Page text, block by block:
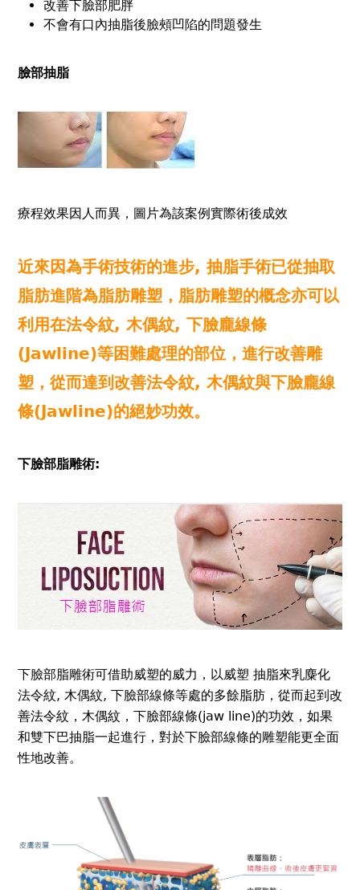
改善下臉部肥胖
不會有口內抽脂後臉頰凹陷的問題發生
臉部抽脂
療程效果因人而異，圖片為該案例實際術後成效
近來因為手術技術的進步, 抽脂手術已從抽取
脂肪進階為脂肪雕塑，脂肪雕塑的概念亦可以
利用在法令紋, 木偶紋, 下臉龐線條
(Jawline)等困難處理的部位，進行改善雕
塑，從而達到改善法令紋, 木偶紋與下臉龐線
條(Jawline)的絕妙功效。
下臉部脂雕術:
下臉部脂雕術可借助威塑的威力，以威塑 抽脂來乳麋化
法令紋, 木偶紋, 下臉部線條等處的多餘脂肪，從而起到改
善法令紋，木偶紋，下臉部線條(jaw line)的功效，如果
和雙下巴抽脂一起進行，對於下臉部線條的雕塑能更全面
性地改善。